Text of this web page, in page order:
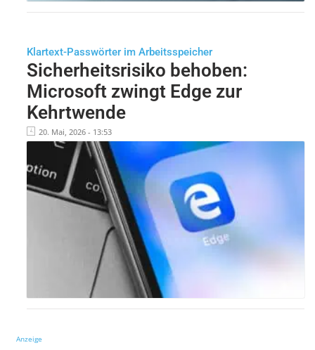
Klartext-Passwörter im Arbeitsspeicher
Sicherheitsrisiko behoben:
Microsoft zwingt Edge zur
Kehrtwende
20. Mai, 2026 - 13:53
Anzeige